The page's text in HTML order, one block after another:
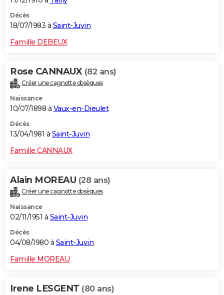
Décès
18/07/1983 à Saint-Juvin
Famille DEBEUX
Rose CANNAUX (82 ans)
Créer une cagnotte obsèques
Naissance
10/07/1898 à Vaux-en-Dieulet
Décès
13/04/1981 à Saint-Juvin
Famille CANNAUX
Alain MOREAU (28 ans)
Créer une cagnotte obsèques
Naissance
02/11/1951 à Saint-Juvin
Décès
04/08/1980 à Saint-Juvin
Famille MOREAU
Irene LESGENT (80 ans)